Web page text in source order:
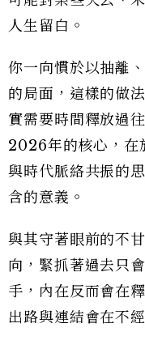
人生留白。
你一向慣於以抽離
的局面，這樣的做
實需要時間釋放過
2026年的核心，在
與時代脈絡共振的
含的意義。
與其守著眼前的不
向，緊抓著過去只
手，內在反而會在
出路與連結會在不